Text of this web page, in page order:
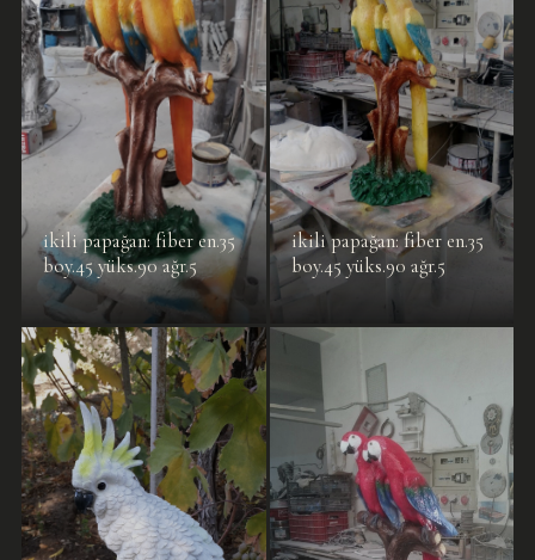
ikili papağan: fiber en.35
boy.45 yüks.90 ağr.5
ikili papağan: fiber en.35
boy.45 yüks.90 ağr.5